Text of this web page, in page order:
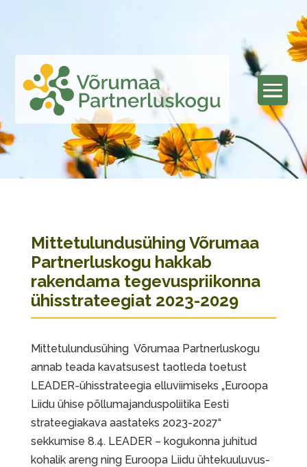
Mittetulundusühing Võrumaa
Partnerluskogu hakkab
rakendama tegevuspriikonna
ühisstrateegiat 2023-2029
Mittetulundusühing Võrumaa Partnerluskogu
annab teada kavatsusest taotleda toetust
LEADER-ühisstrateegia elluviimiseks „Euroopa
Liidu ühise põllumajanduspoliitika Eesti
strateegiakava aastateks 2023-2027“
sekkumise 8.4. LEADER – kogukonna juhitud
kohalik areng ning Euroopa Liidu ühtekuuluvus-